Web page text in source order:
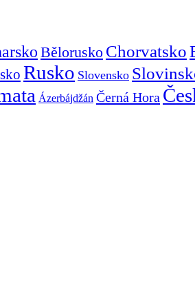
Bělorusko Chorvatsko
Rusko Slovensko
Ázerbájdžán Černá Hora